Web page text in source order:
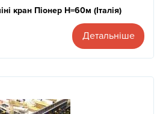
кран Піонер Н=60м (Італія)
Детальніше